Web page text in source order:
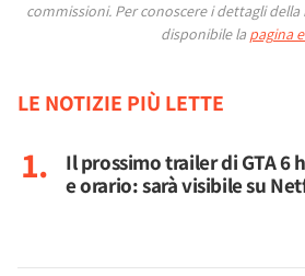
commissioni. Per conoscere i dettagli
disponibile la pagina
LE NOTIZIE PIÙ LETTE
Il prossimo trailer di GTA 6
e orario: sarà visibile su